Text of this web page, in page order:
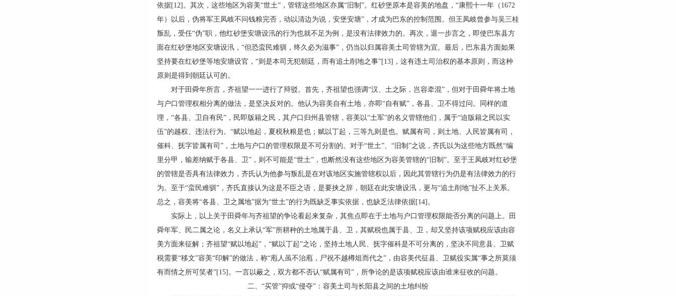
依据[12]。其次，这些地区为容美“世土”，管辖这些地区亦属“旧制”。红砂堡原本是容美的地盘，“康熙十一年（1672
年）以后，伪将军王凤岐不问钱粮完否，动以清边为说，安堡安塘”，才成为巴东的控制范围。但王凤岐曾参与吴三桂
叛乱，受任“伪”职，他红砂堡安塘设汛的行为也就不足为例，是没有法律效力的。再次，退一步言之，即使巴东县方
面在红砂堡地区安塘设汛，“但恐蛮民难驯，终久必为滋事”，仍当以归属容美土司管辖为宜。最后，巴东县方面如果
坚持要在红砂堡等地安塘设官，“则是本司无犯朝廷，而有追土削地之事”[13]，这有违土司治权的基本原则，而这种
原则是得到朝廷认可的。
对于田舜年所言，齐祖望一一进行了辩驳。首先，齐祖望也强调“汉、土之际，岂容牵混”，但对于田舜年将土地
与户口管理权相分离的做法，是坚决反对的。他认为容美自有土地，亦即“自有赋”，各县、卫不得过问。同样的道
理，“各县、卫自有民”，民即版籍之民，其户口归州县管辖，容美以“土军”的名义管辖他们，属于“迫版籍之民以实
伍”的越权、违法行为。“赋以地起，夏税秋粮是也；赋以丁起，三等九则是也。赋属有司，则土地、人民皆属有司，
催科、抚字皆属有司”，土地与户口的管理权限是不可分割的。对于“世土”、“旧制”之说，齐氏以为这些地方既然“编
里分甲，输差纳赋于各县、卫”，则不可能是“世土”，也断然没有这些地区为容美管辖的“旧制”。至于王凤岐对红砂堡
的管辖是否具有法律效力，齐氏认为他参与叛乱是在对该地区实施管辖权以后，因此其管辖行为仍是有法律效力的行
为。至于“蛮民难驯”，齐氏直接认为这是不臣之语，是要挟之辞，朝廷在此安塘设汛，更与“追土削地”扯不上关系。
总之，容美将“各县、卫之属地”据为“世土”的行为既缺乏事实依据，也缺乏法律依据[14]。
实际上，以上关于田舜年与齐祖望的争论看起来复杂，其焦点即在于土地与户口管理权限能否分离的问题上。田
舜年军、民二属之论，名义上承认“军”所耕种的土地属于县、卫，其赋税也属于县、卫，却又坚持该项赋税应该由容
美方面来征解；齐祖望“赋以地起”，“赋以丁起”之论，坚持土地人民、抚字催科是不可分离的，坚决不同意县、卫赋
税需要“移文”容美“印解”的做法，称“庖人虽不治庖，尸祝不越樽俎而代之”，由容美代征县、卫赋役实属“事之所莫须
有而情之所可笑者”[15]。一言以蔽之，双方都不否认“赋属有司”，所争论的是该项赋税应该由谁来征收的问题。
二、“买管”抑或“侵夺”：容美土司与长阳县之间的土地纠纷